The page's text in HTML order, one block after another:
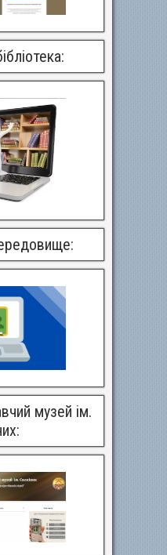
музей ім.